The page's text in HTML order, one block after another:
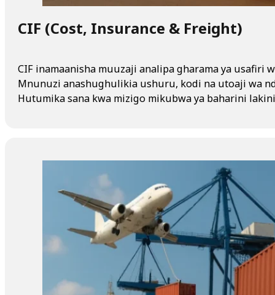
CIF (Cost, Insurance & Freight)
CIF inamaanisha muuzaji analipa gharama ya usafiri
Mnunuzi anashughulikia ushuru, kodi na utoaji wa
Hutumika sana kwa mizigo mikubwa ya baharini